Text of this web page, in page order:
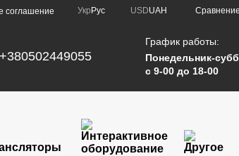
соглашение
Укр Рус USDUAH Сравнение
+380502449055
График работы:
Понедельник-
с 9-00 до 18-00